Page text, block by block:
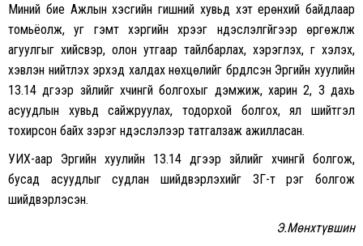
Миний бие Ажлын хэсгийн гишүүний хувьд хэт ерөнхий байдлаар
томьёолж, уг гэмт хэргийн хүрээг үндэслэлгүйгээр өргөжүүлж
агуулгыг хийсвэр, олон утгаар тайлбарлах, хэрэглэх, үг хэлэх,
хэвлэн нийтлэх эрхэд халдах нөхцөлийг бүрдүүлсэн Эрүүгийн хуулийн
13.14 дүгээр зүйлийг хүчингүй болгохыг дэмжиж, харин 2, 3 дахь
асуудлын хувьд сайжруулах, тодорхой болгох, ял шийтгэл
тохирсон байх зэрэг үндэслэлээр татгалзаж ажилласан.
УИХ-аар Эрүүгийн хуулийн 13.14 дүгээр зүйлийг хүчингүй болгож,
бусад асуудлыг судлан шийдвэрлэхийг ЗГ-т үүрэг болгож
шийдвэрлэсэн.
Э.Мөнхтүвшин